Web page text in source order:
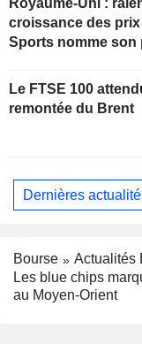
croissance des
Sports nomme son
Le FTSE 100
remontée du Brent
Dernières
Bourse
Actualités
Les blue chips
au Moyen-Orient